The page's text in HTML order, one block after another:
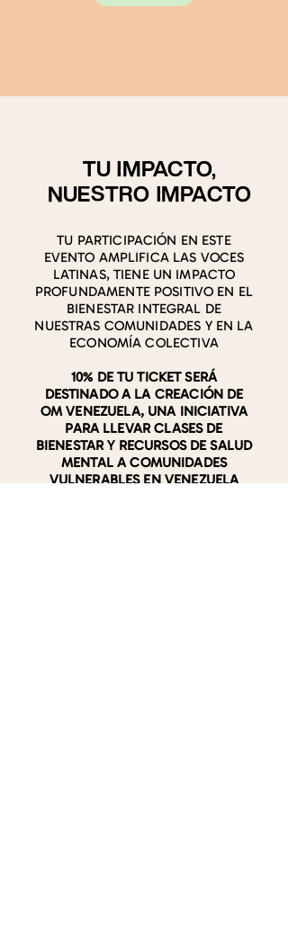
TU IMPACTO,
NUESTRO IMPACTO
TU PARTICIPACIÓN EN ESTE
EVENTO AMPLIFICA LAS VOCES
LATINAS, TIENE UN IMPACTO
PROFUNDAMENTE POSITIVO EN EL
BIENESTAR INTEGRAL DE
NUESTRAS COMUNIDADES Y EN LA
ECONOMÍA COLECTIVA
10% DE TU TICKET SERÁ
DESTINADO A LA CREACIÓN DE
OM VENEZUELA, UNA INICIATIVA
PARA LLEVAR CLASES DE
BIENESTAR Y RECURSOS DE SALUD
MENTAL A COMUNIDADES
VULNERABLES EN VENEZUELA